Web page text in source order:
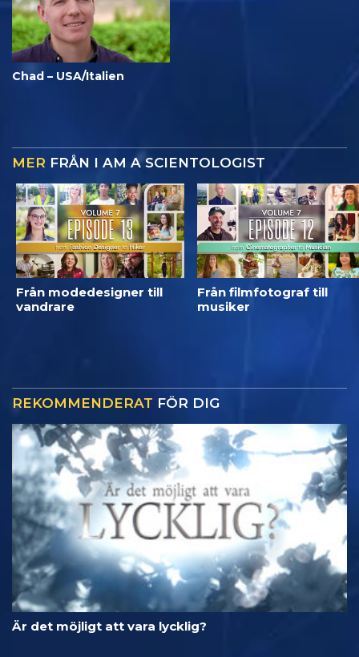
Chad – USA/Italien
MER FRÅN I AM A SCIENTOLOGIST
Från modedesigner till
vandrare
Från filmfotograf till
musiker
REKOMMENDERAT FÖR DIG
Är det möjligt att vara lycklig?